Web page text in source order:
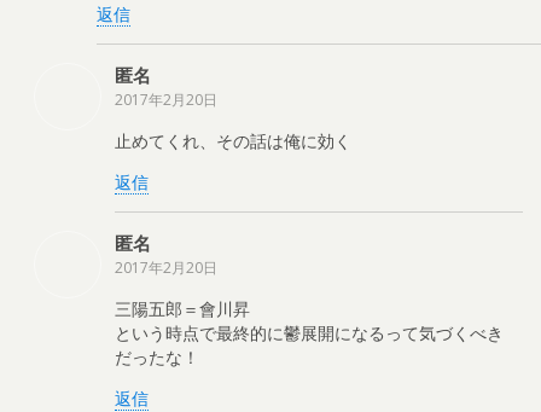
返信
匿名
2017年2月20日
止めてくれ、その話は俺に効く
返信
匿名
2017年2月20日
三陽五郎＝會川昇
という時点で最終的に鬱展開になるって気づくべき
だったな！
返信